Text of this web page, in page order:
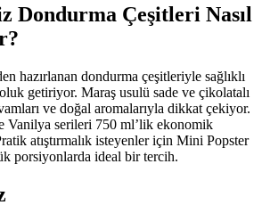
Dondurma Çeşitleri Nasıl
hazırlanan dondurma çeşitleriyle sağlıklı
getiriyor. Maraş usulü sade ve çikolatalı
ve doğal aromalarıyla dikkat çekiyor.
Vanilya serileri 750 ml’lik ekonomik
atıştırmalık isteyenler için Mini Popster
porsiyonlarda ideal bir tercih.